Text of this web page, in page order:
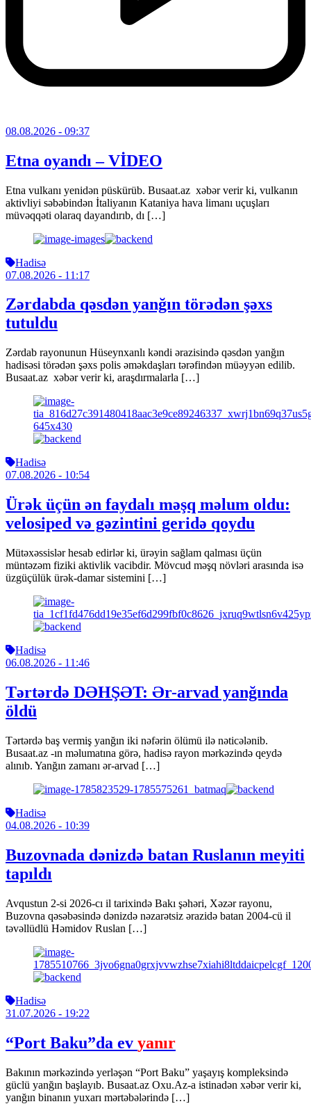
08.08.2026 - 09:37
Etna oyandı – VİDEO
Etna vulkanı yenidən püskürüb. Busaat.az xəbər verir ki, vulkanın
aktivliyi səbəbindən İtaliyanın Kataniya hava limanı uçuşları
müvəqqəti olaraq dayandırıb, dı […]
Hadisə
07.08.2026 - 11:17
Zərdabda qəsdən yanğın törədən şəxs
tutuldu
Zərdab rayonunun Hüseynxanlı kəndi ərazisində qəsdən yanğın
hadisəsi törədən şəxs polis əməkdaşları tərəfindən müəyyən edilib.
Busaat.az xəbər verir ki, araşdırmalarla […]
Hadisə
07.08.2026 - 10:54
Ürək üçün ən faydalı məşq məlum oldu:
velosiped və gəzintini geridə qoydu
Mütəxəssislər hesab edirlər ki, ürəyin sağlam qalması üçün
müntəzəm fiziki aktivlik vacibdir. Mövcud məşq növləri arasında isə
üzgüçülük ürək-damar sistemini […]
Hadisə
06.08.2026 - 11:46
Tərtərdə DƏHŞƏT: Ər-arvad yanğında
öldü
Tərtərdə baş vermiş yanğın iki nəfərin ölümü ilə nəticələnib.
Busaat.az -ın məlumatına görə, hadisə rayon mərkəzində qeydə
alınıb. Yanğın zamanı ər-arvad […]
Hadisə
04.08.2026 - 10:39
Buzovnada dənizdə batan Ruslanın meyiti
tapıldı
Avqustun 2-si 2026-cı il tarixində Bakı şəhəri, Xəzər rayonu,
Buzovna qəsəbəsində dənizdə nəzarətsiz ərazidə batan 2004-cü il
təvəllüdlü Həmidov Ruslan […]
Hadisə
31.07.2026 - 19:22
“Port Baku”da ev yanır
Bakının mərkəzində yerləşən “Port Baku” yaşayış kompleksində
güclü yanğın başlayıb. Busaat.az Oxu.Az-a istinadən xəbər verir ki,
yanğın binanın yuxarı mərtəbələrində […]